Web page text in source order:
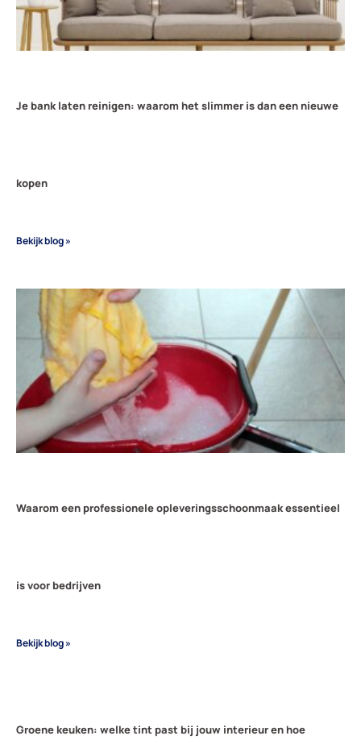
Je bank laten reinigen: waarom het slimmer is dan een nieuwe
kopen
Bekijk blog »
Waarom een professionele opleveringsschoonmaak essentieel
is voor bedrijven
Bekijk blog »
Groene keuken: welke tint past bij jouw interieur en hoe